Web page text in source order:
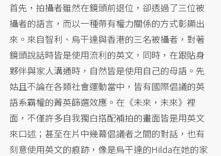
首先，拍攝者雖然在鏡頭前退位，卻透過了三位被
攝者的語言，而以一種帶有權力關係的方式彰顯出
來。來自智利、烏干達與香港的三名被攝者，對著
鏡頭說話時皆是使用流利的英文，同時，在跟貼身
夥伴與家人溝通時，自然皆是使用自己的母語。先
姑且不論在各類社會運動當中，皆有國際倡議的英
語系霸權的菁英篩選效應。在《未來，未來》裡
面，不僅許多自我獨白搭配補拍的畫面皆是用英文
來口述；甚至在片中幾幕倡議者之間的對話，也有
刻意使用英文的痕跡，像是烏干達的Hilda在她的家